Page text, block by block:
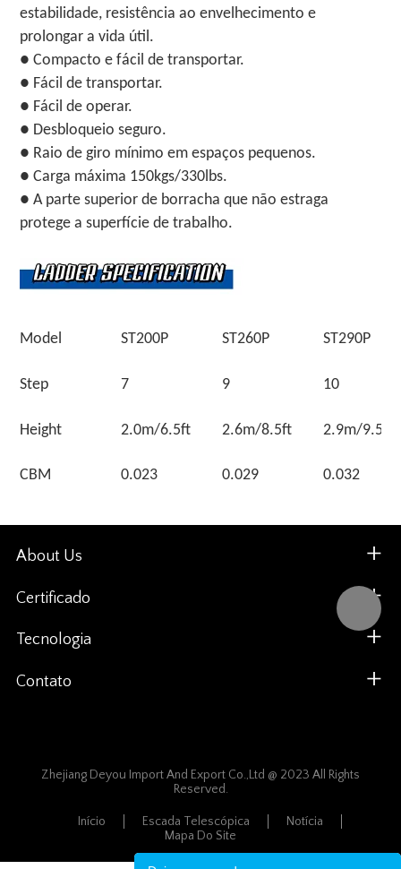
estabilidade, resistência ao envelhecimento e
prolongar a vida útil.
● Compacto e fácil de transportar.
● Fácil de transportar.
● Fácil de operar.
● Desbloqueio seguro.
● Raio de giro mínimo em espaços pequenos.
● Carga máxima 150kgs/330lbs.
● A parte superior de borracha que não estraga
protege a superfície de trabalho.
Model ST200P ST260P ST290P
Step 7 9 10
Height 2.0m/6.5ft 2.6m/8.5ft 2.9m/9.5ft
CBM 0.023 0.029 0.032
About Us
Certificado
Tecnologia
Contato
Zhejiang Deyou Import And Export Co.,Ltd @ 2023 All Rights
Reserved.
Início Escada Telescópica
Notícia
Mapa Do Site